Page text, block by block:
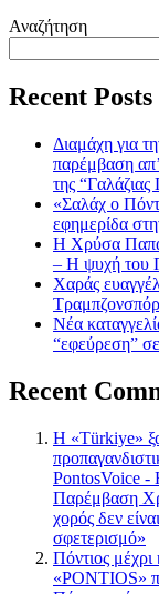
Αναζήτηση
Recent Posts
Διαμάχη για
παρέμβαση
της “Γαλάζιας
«Σαλάχ ο
εφημερίδα
Η Χρύσα Παπά
– Η ψυχή του
Χαράς
Νέα
“εφεύρεση”
Recent
Η «Türkiye»
PontosVoice
Παρέμβαση
χορός δεν
σφετερισμό»
Πόντιος
«PONTIOS»